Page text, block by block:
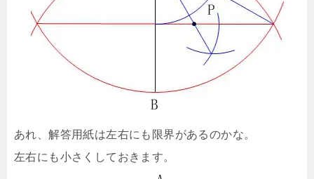
あれ、解答用紙は左右にも限界があるのかな。
左右にも小さくしておきます。